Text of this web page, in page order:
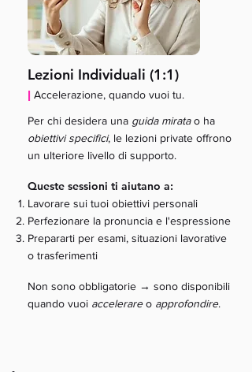
Lezioni Individuali (1:1)
| Accelerazione, quando vuoi tu.
Per chi desidera una guida miratao ha
obiettivi specifici, le lezioni private offrono
un ulteriore livello di supporto.
Queste sessioni ti aiutano a:
Lavorare sui tuoi obiettivi personali
Perfezionare la pronuncia e l'espressione
Prepararti per esami, situazioni lavorative
o trasferimenti
Non sono obbligatorie → sono disponibili
quando vuoi accelerareo approfondire.